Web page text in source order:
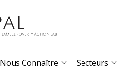
Nous Connaître Secteurs